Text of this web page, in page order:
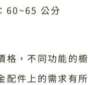
：60~65 公分
格，不同功能的櫥
配件上的需求有所